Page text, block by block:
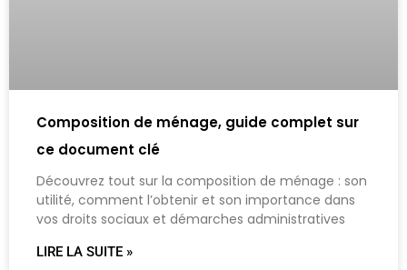
Composition de ménage, guide complet sur
ce document clé
Découvrez tout sur la composition de ménage : son
utilité, comment l’obtenir et son importance dans
vos droits sociaux et démarches administratives
LIRE LA SUITE »